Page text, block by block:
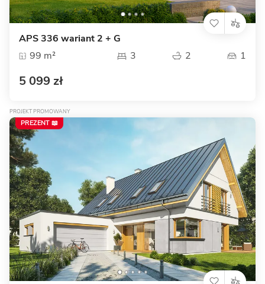
APS 336 wariant 2 + G
99 m²
3 2 1
5 099 zł
PROJEKT PROMOWANY
PREZENT 📖